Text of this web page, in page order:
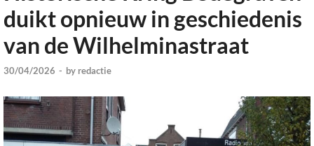
duikt opnieuw in geschiedenis
van de Wilhelminastraat
30/04/2026 - by redactie